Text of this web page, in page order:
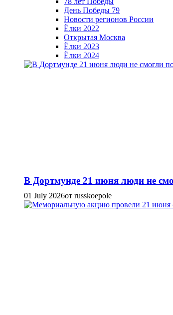
День Победы 79
Новости регионов России
Ёлки 2022
Открытая Москва
Ёлки 2023
Ёлки 2024
В Дортмунде 21 июня люди не
01 July 2026от russkoepole